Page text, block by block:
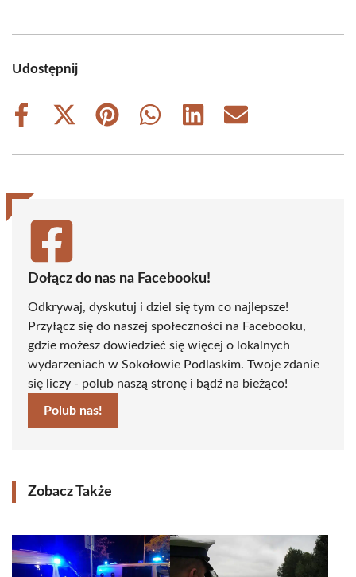
Udostępnij
Share
Share
(Twitter)
Share
Share
Share
Share
Dołącz do nas na Facebooku!
Odkrywaj, dyskutuj i dziel się tym co najlepsze!
Przyłącz się do naszej społeczności na Facebooku,
gdzie możesz dowiedzieć się więcej o lokalnych
wydarzeniach w Sokołowie Podlaskim. Twoje zdanie
się liczy - polub naszą stronę i bądź na bieżąco!
Polub nas!
Zobacz Także